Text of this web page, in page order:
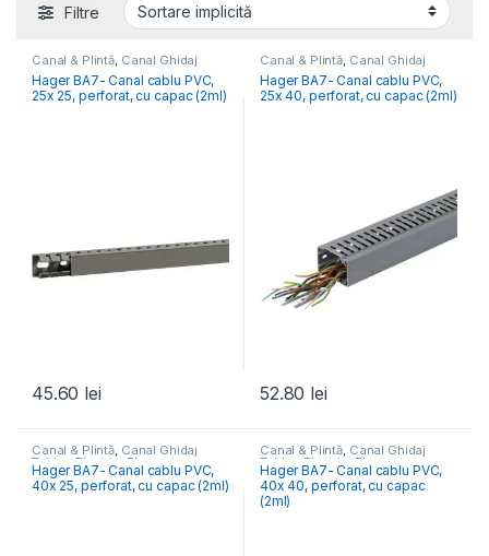
Filtre
Canal & Plintă Canal Ghidaj
Tablou Electric
Conexiune- Tablou Electric
Hager BA7- Canal cablu PVC,
25x 25, perforat, cu capac (2ml)
45.60 lei
Canal & Plintă Canal Ghidaj
Tablou Electric
Conexiune- Tablou Electric
Hager BA7- Canal cablu PVC,
25x 40, perforat, cu capac (2ml)
52.80 lei
Canal & Plintă, Canal Ghidaj
Tablou Electric Elemente
Conexiune- Tablou Electric
Hager BA7- Canal cablu PVC,
40x 25, perforat, cu capac (2ml)
Canal & Plintă, Canal Ghidaj
Tablou Electric Elemente
Conexiune- Tablou Electric
Hager BA7- Canal cablu PVC,
40x 40, perforat, cu capac
(2ml)